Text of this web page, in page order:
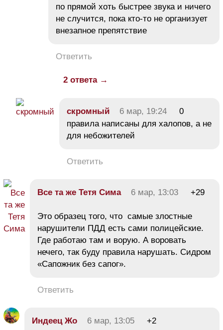
по прямой хоть быстрее звука и ничего
не случится, пока кто-то не организует
внезапное препятствие
Ответить
2 ответа →
скромный 6 мар, 19:24
0
правила написаны для халопов, а не
для небожителей
Ответить
Все та же Тетя Сима 6 мар, 13:03 +29
Это образец того, что самые злостные
нарушители ПДД есть сами полицейские.
Где работаю там и ворую. А воровать
нечего, так буду правила нарушать. Сидром
«Сапожник без сапог».
Ответить
Индеец Жо 6 мар, 13:05
+2